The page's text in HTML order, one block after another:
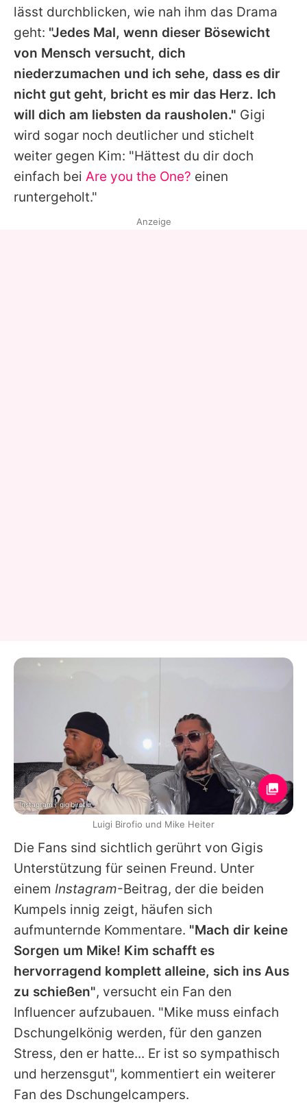
lässt durchblicken, wie nah ihm das Drama
geht: "Jedes Mal, wenn dieser Bösewicht
von Mensch versucht, dich
niederzumachen und ich sehe, dass es dir
nicht gut geht, bricht es mir das Herz. Ich
will dich am liebsten da rausholen." Gigi
wird sogar noch deutlicher und stichelt
weiter gegen Kim: "Hättest du dir doch
einfach bei Are you the One? einen
runtergeholt."
Die Fans sind sichtlich gerührt von Gigis
Unterstützung für seinen Freund. Unter
einem Instagram-Beitrag, der die beiden
Kumpels innig zeigt, häufen sich
aufmunternde Kommentare. "Mach dir keine
Sorgen um Mike! Kim schafft es
hervorragend komplett alleine, sich ins Aus
zu schießen", versucht ein Fan den
Influencer aufzubauen. "Mike muss einfach
Dschungelkönig werden, für den ganzen
Stress, den er hatte... Er ist so sympathisch
und herzensgut", kommentiert ein weiterer
Fan des Dschungelcampers.
Anzeige
Instagram / gigibirofio
Luigi Birofio und Mike Heiter